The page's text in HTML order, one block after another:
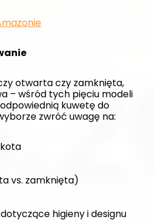
otwarta czy zamknięta,
– wśród tych pięciu modeli
kuwetę do
zwróć uwagę na:
vs. zamknięta)
higieny i designu